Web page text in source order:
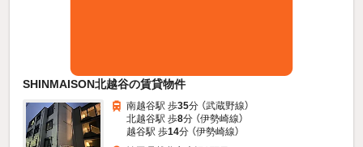
SHINMAISON北越谷の賃貸物件
南越谷駅 歩35分 （武蔵野線）
北越谷駅 歩8分 （伊勢崎線）
越谷駅 歩14分 （伊勢崎線）